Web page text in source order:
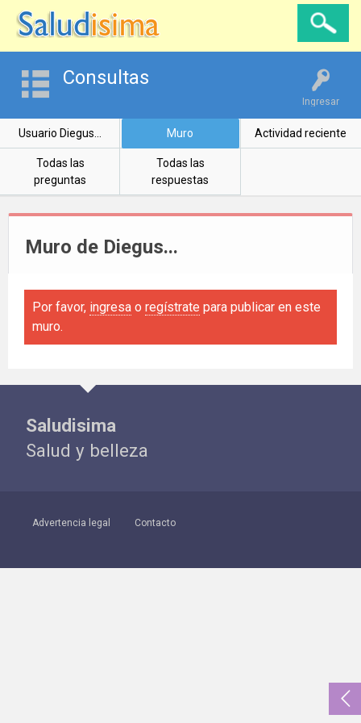
Ingresar
Consultas
Usuario Diegus... Muro Actividad reciente
Todas las
preguntas
Todas las
respuestas
Muro de Diegus...
Por favor, ingresa o regístrate para publicar en este
muro.
Saludisima
Salud y belleza
Advertencia legal Contacto